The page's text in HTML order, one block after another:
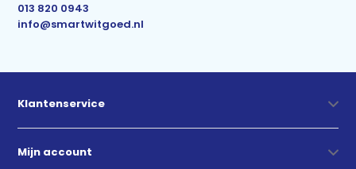
013 820 0943
info@smartwitgoed.nl
Klantenservice
Mijn account